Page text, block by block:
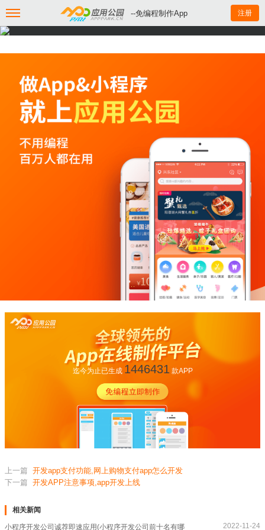
--免编程制作App 注册
迄今为止已生成 1446431款APP
上一篇 开发app支付功能,网上购物支付app怎么开发
下一篇 开发APP注意事项,app开发上线
相关新闻
小程序开发公司诚荐即速应用(小程序开发公司前十名有哪 2022-11-24